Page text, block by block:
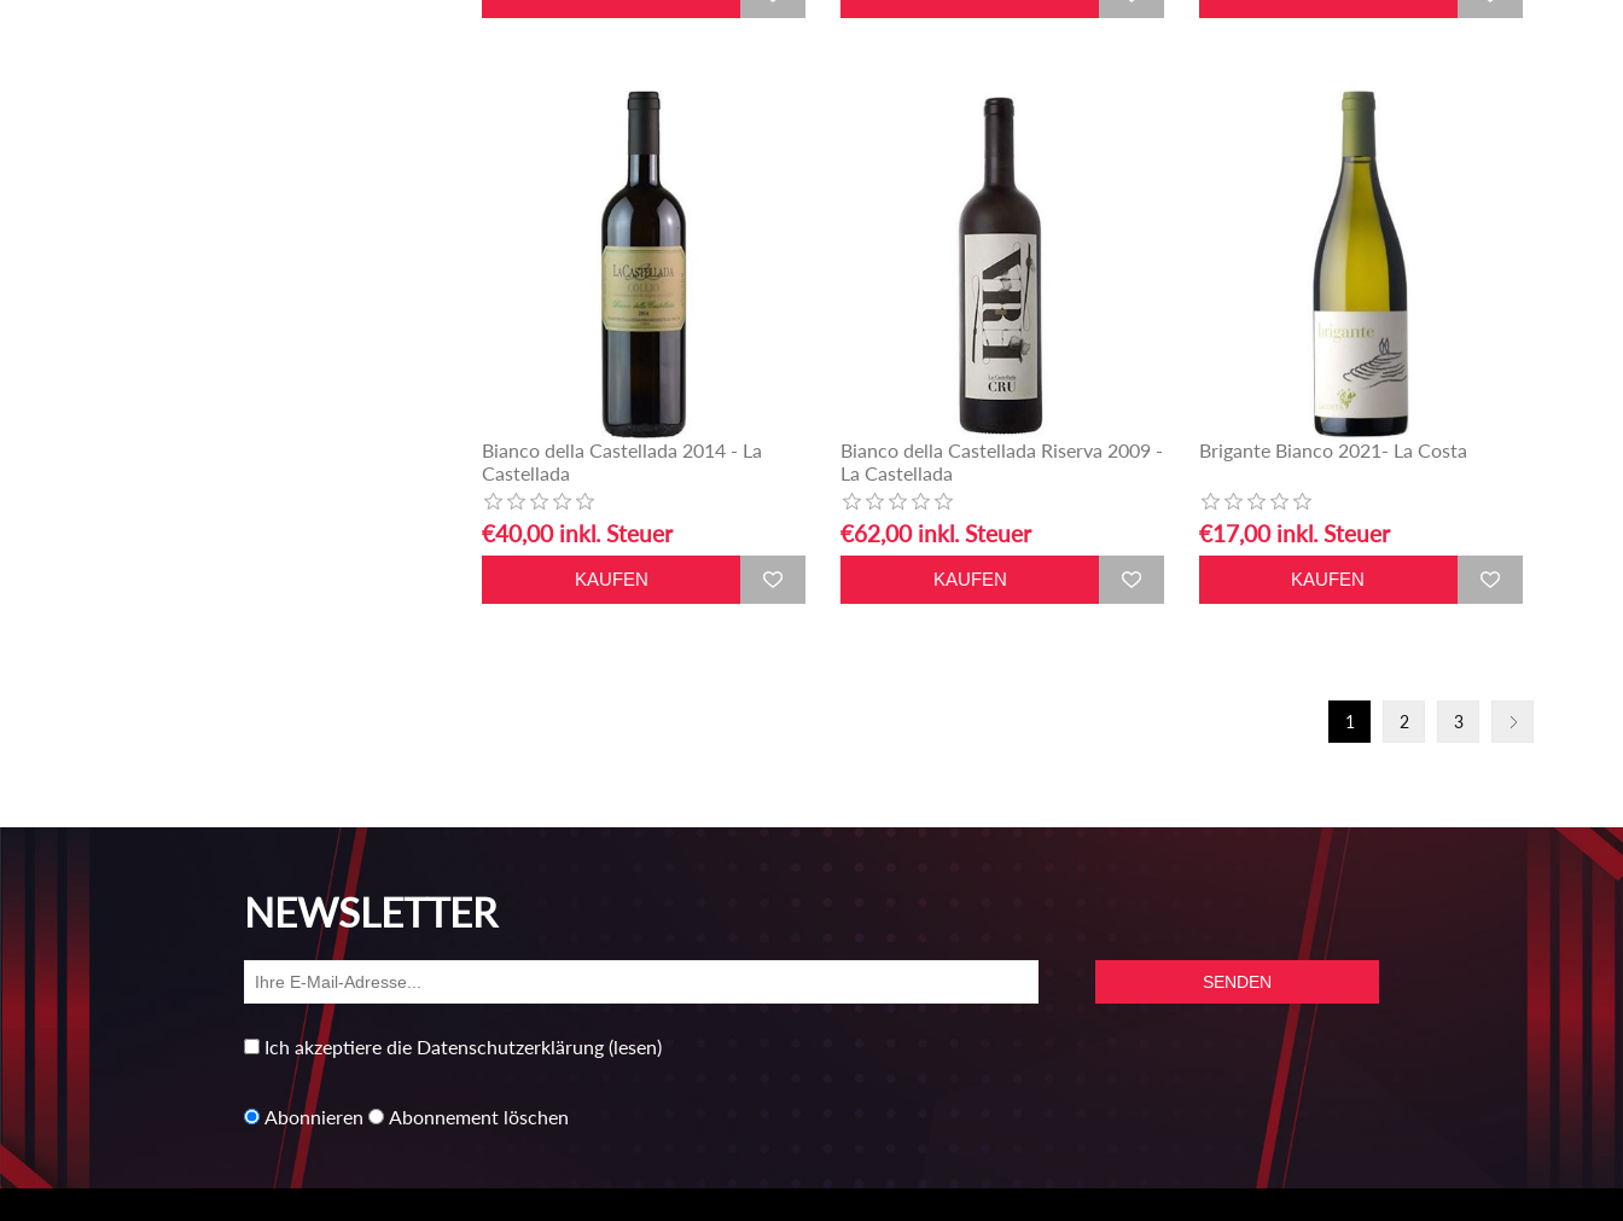
Bianco della Castellada 2014 - La
Castellada
€40,00 inkl. Steuer
Bianco della Castellada Riserva 2009 -
La Castellada
€62,00 inkl. Steuer
Brigante Bianco 2021- La Costa
€17,00 inkl. Steuer
1 2 3
NEWSLETTER
Ich akzeptiere die Datenschutzerklärung (lesen)
Abonnieren Abonnement löschen